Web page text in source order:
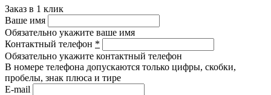
Заказ в 1 клик
Ваше имя
Обязательно укажите ваше имя
Контактный телефон *
Обязательно укажите контактный телефон
В номере телефона допускаются только цифры, скобки,
пробелы, знак плюса и тире
E-mail